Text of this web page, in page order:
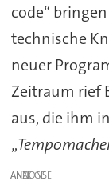
code“
technische
neuer
Zeitraum rief
aus, die ihm
„
ANZEIGE